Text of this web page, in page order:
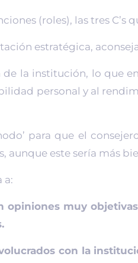
(roles), las tres C’s
estratégica,
de la institución, lo que
personal y al
para que el
aunque este sería más
a:
opiniones muy
con la